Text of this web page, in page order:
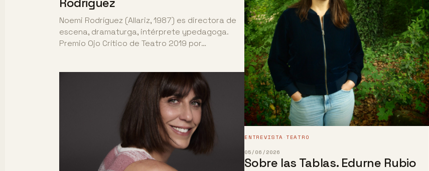
Noemi Rodríguez (Allariz, 1987) es directora de
escena, dramaturga, intérprete ypedagoga.
Premio Ojo Crítico de Teatro 2019 por…
ENTREVISTA · TEATRO
05/06/2026
Sobre las Tablas. Edurne Rubio